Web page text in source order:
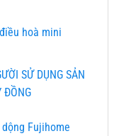
hoà mini
SỬ DỤNG SẢN
ĐỒNG
Fujihome